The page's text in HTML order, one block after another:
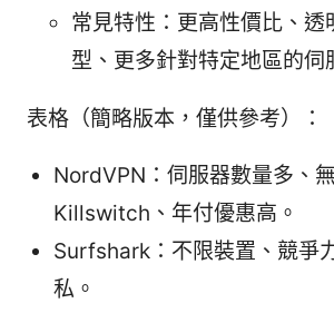
常見特性：更高性價比、透
型、更多針對特定地區的伺
表格（簡略版本，僅供參考）：
NordVPN：伺服器數量多、
Killswitch、年付優惠高。
Surfshark：不限裝置、競爭
私。